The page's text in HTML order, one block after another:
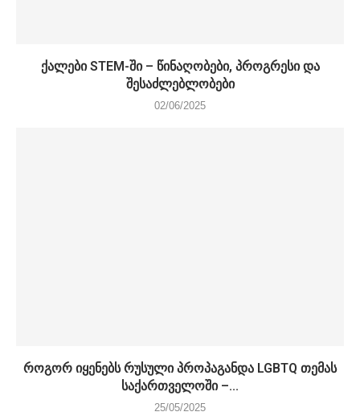
ქალები STEM-ში – წინაღობები, პროგრესი და
შესაძლებლობები
02/06/2025
როგორ იყენებს რუსული პროპაგანდა LGBTQ თემას
საქართველოში –...
25/05/2025